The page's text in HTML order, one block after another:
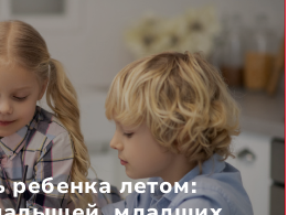
ребенка летом: